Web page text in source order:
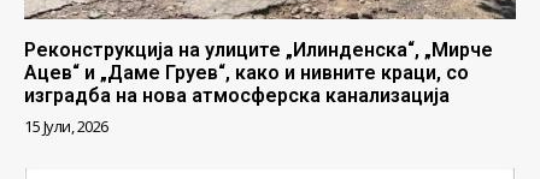
Реконструкција на улиците „Илинденска“, „Мирче
Ацев“ и „Даме Груев“, како и нивните краци, со
изградба на нова атмосферска канализација
15 Јули, 2026